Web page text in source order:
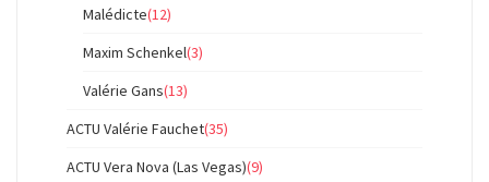
Malédicte(12)
Maxim Schenkel(3)
Valérie Gans(13)
ACTU Valérie Fauchet(35)
ACTU Vera Nova (Las Vegas)(9)